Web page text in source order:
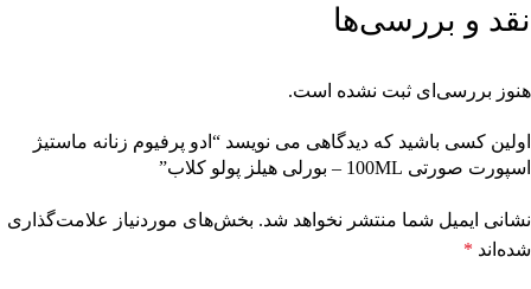
نقد و بررسی‌ها
هنوز بررسی‌ای ثبت نشده است.
اولین کسی باشید که دیدگاهی می نویسد “ادو پرفیوم زنانه ماستیژ
اسپورت صورتی 100ML – بورلی هیلز پولو کلاب”
نشانی ایمیل شما منتشر نخواهد شد. بخش‌های موردنیاز علامت‌گذاری
شده‌اند *